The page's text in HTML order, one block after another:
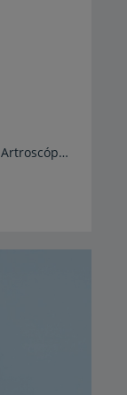
geral, Traumatologia geral e Cirurgia Artroscópica